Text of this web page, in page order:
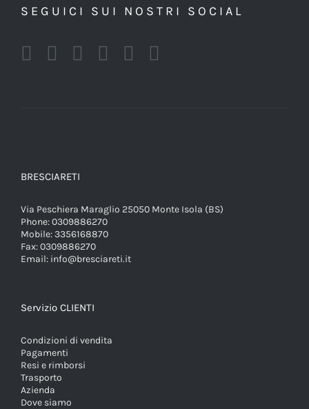
SEGUICI SUI NOSTRI SOCIAL
BRESCIARETI
Via Peschiera Maraglio 25050 Monte Isola (BS)
Phone:0309886270
Mobile:3356168870
Fax:0309886270
Email: info@bresciareti.it
Servizio CLIENTI
Condizioni di vendita
Pagamenti
Resi e rimborsi
Trasporto
Azienda
Dove siamo